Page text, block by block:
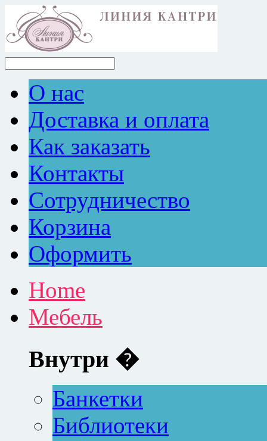
О нас
Доставка и оплата
Как заказать
Контакты
Сотрудничество
Корзина
Оформить
Home
Мебель
Внутри �
Банкетки
Библиотеки